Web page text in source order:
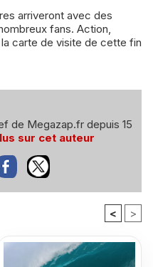
arriveront avec des
fans. Action,
carte de visite de cette fin
de Megazap.fr depuis 15
sur cet auteur
< >